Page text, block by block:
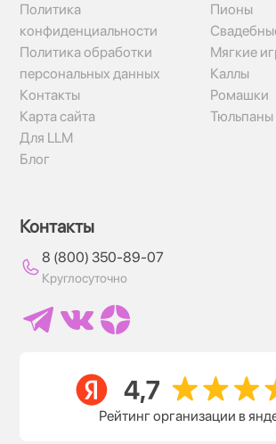
Политика
конфиденциальности
Политика обработки
персональных данных
Контакты
Карта сайта
Для LLM
Блог
Пионы
Мягкие
Каллы
Ромашки
Тюльпаны
Контакты
8 (800) 350-89-07
Круглосуточно
Рейтинг организации в